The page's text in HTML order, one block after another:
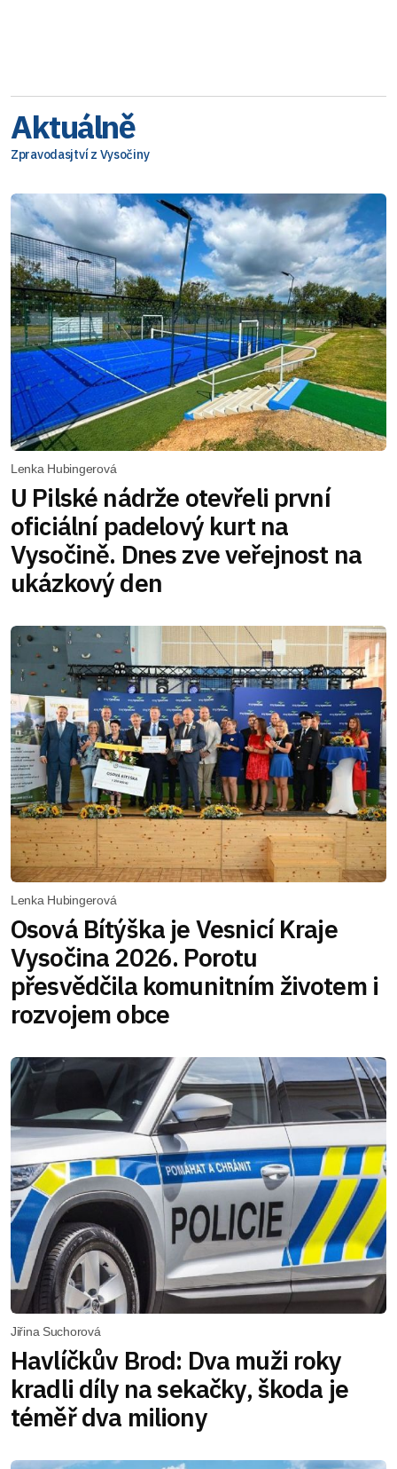
Aktuálně
Zpravodasjtví z Vysočiny
Lenka Hubingerová
U Pilské nádrže otevřeli první
oficiální padelový kurt na
Vysočině. Dnes zve veřejnost na
ukázkový den
Lenka Hubingerová
Osová Bítýška je Vesnicí Kraje
Vysočina 2026. Porotu
přesvědčila komunitním životem i
rozvojem obce
Jiřina Suchorová
Havlíčkův Brod: Dva muži roky
kradli díly na sekačky, škoda je
téměř dva miliony